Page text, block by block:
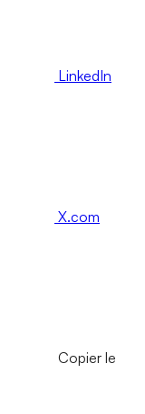
LinkedIn
X.com
Copier le